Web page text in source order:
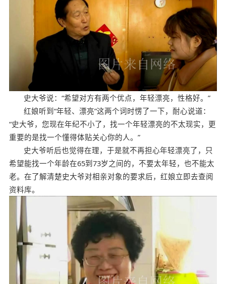
史大爷说：“希望对方有两个优点，年轻漂亮，性格好。”
红娘听到“年轻、漂亮”这两个词时愣了一下，耐心说道：
“史大爷，您现在年纪不小了，找一个年轻漂亮的不太现实，更
重要的是找一个懂得体贴关心你的人。”
史大爷听后也觉得在理，于是就不再担心年轻漂亮了，只
希望能找一个年龄在65到73岁之间的，不要太年轻，也不能太
老。在了解清楚史大爷对相亲对象的要求后，红娘立即去查阅
资料库。